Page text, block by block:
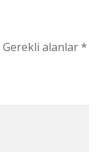
Gerekli alanlar*